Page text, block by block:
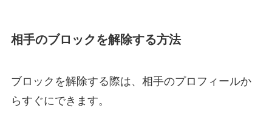
相手のブロックを解除する方法
ブロックを解除する際は、相手のプロフィールか
らすぐにできます。